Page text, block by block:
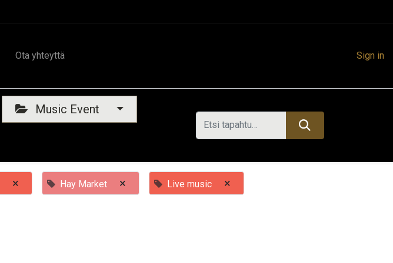
Ota yhteyttä Sign in
Music Event
× Hay Market × Live music ×